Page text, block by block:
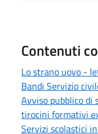
Contenuti
Lo strano uovo -
Bandi Servizio
Avviso pubblico di
tirocini formativi
Servizi scolastici